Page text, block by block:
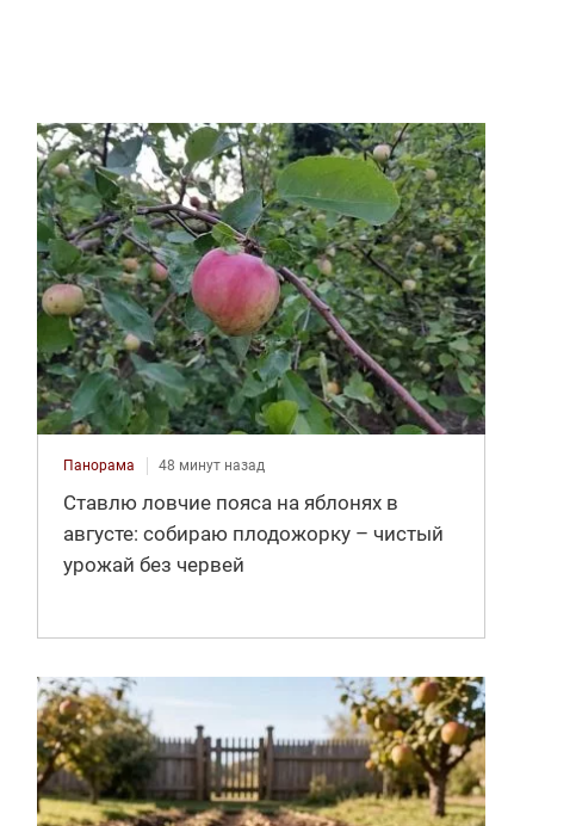
Панорама 48 минут назад
Ставлю ловчие пояса на яблонях в
августе: собираю плодожорку – чистый
урожай без червей